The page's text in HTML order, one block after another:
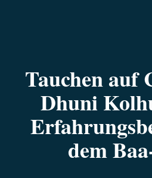
Tauchen auf
Dhuni
dem